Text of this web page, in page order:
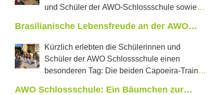
und Schüler der AWO-Schlossschule sowie
Roboter und selbstfahrende Autos zum Leben. In
jeweils zwei Projekttagen konnten die Jugendlichen
erproben, was in den vom Förderverein Castillo e.V.
mit einer Förderung der LEADER Aktionsgruppe
Wert von über 6600 € steckt. Frau Wolschendorf,
Brasilianische Lebensfreude an der AWO
Kürzlich erlebten die Schülerinnen und
Schüler der AWO Schlossschule einen
besonderen Tag: Die beiden Capoeira-Trainer
AWO Schlossschule: Ein Bäumchen zur